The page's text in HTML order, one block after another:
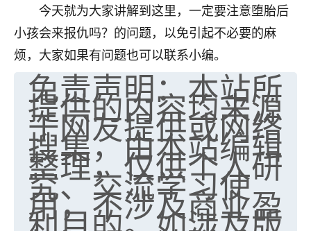
今天就为大家讲解到这里，一定要注意堕胎后
小孩会来报仇吗？的问题，以免引起不必要的麻
烦，大家如果有问题也可以联系小编。
免责声明：本站所
提供的内容均来源
于网友提供或网络
搜集，由本站编辑
整理，仅供个人研
究、交流学习使
用，不涉及商业盈
2天前 来自云南 11
优秀的张同学
老师收徒吗？？我对这些很感兴趣
2天前 来自山西 15